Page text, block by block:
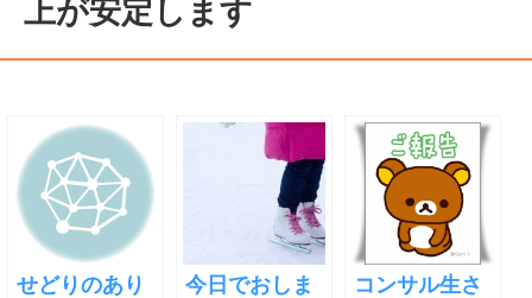
上が安定します
せどりのあり
今日でおしま
コンサル生さ